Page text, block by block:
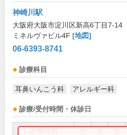
神崎川駅
大阪府大阪市淀川区新高6丁目7-14
ミネルヴァビル4F [地図]
06-6393-8741
診療科目
耳鼻いんこう科 アレルギー科
診療/受付時間・休診日